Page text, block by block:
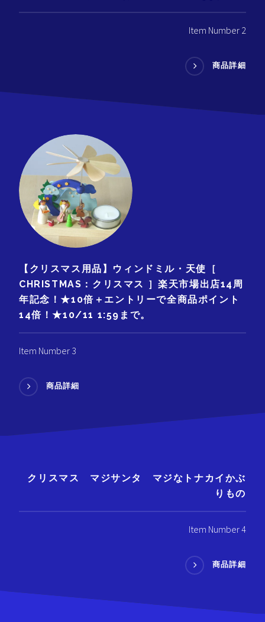
Item Number 2
商品詳細
【クリスマス用品】ウィンドミル・天使［
CHRISTMAS：クリスマス ］楽天市場出店14周
年記念！★10倍＋エントリーで全商品ポイント
14倍！★10/11 1:59まで。
Item Number 3
商品詳細
クリスマス マジサンタ マジなトナカイかぶ
りもの
Item Number 4
商品詳細